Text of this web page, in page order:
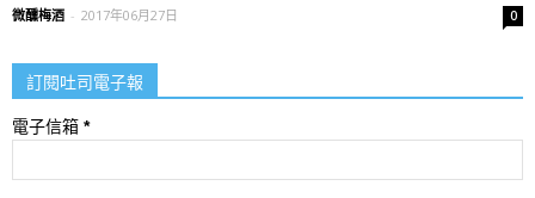
微醺梅酒 - 2017年06月27日 0
訂閱吐司電子報
電子信箱 *